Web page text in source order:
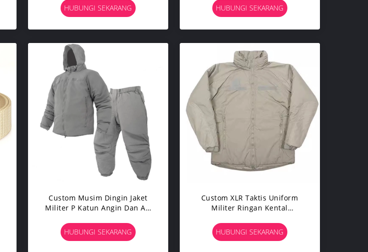
HUBUNGI SEKARANG
HUBUNGI SEKARANG
Custom Musim Dingin Jaket
Militer P Katun Angin Dan Air
HUBUNGI SEKARANG
Custom XLR Taktis Uniform
Militer Ringan Kental
HUBUNGI SEKARANG